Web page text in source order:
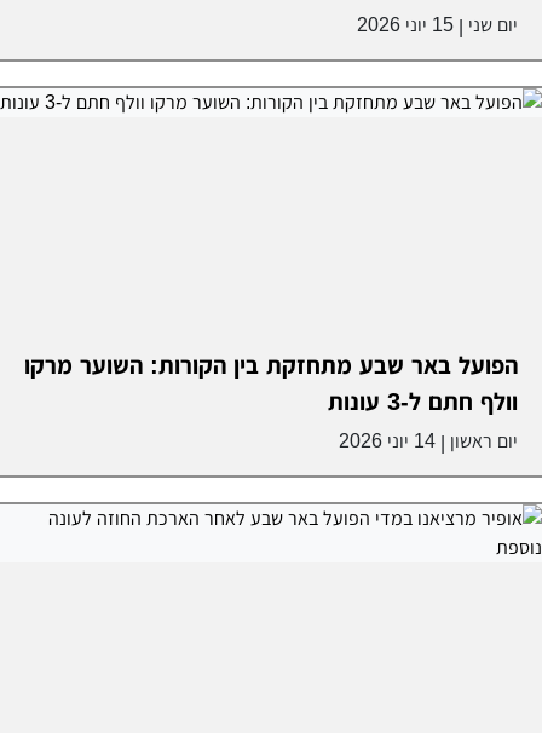
יום שני 15 יוני 2026
הפועל באר שבע מתחזקת בין הקורות: השוער מרקו
וולף חתם ל-3 עונות
יום ראשון 14 יוני 2026